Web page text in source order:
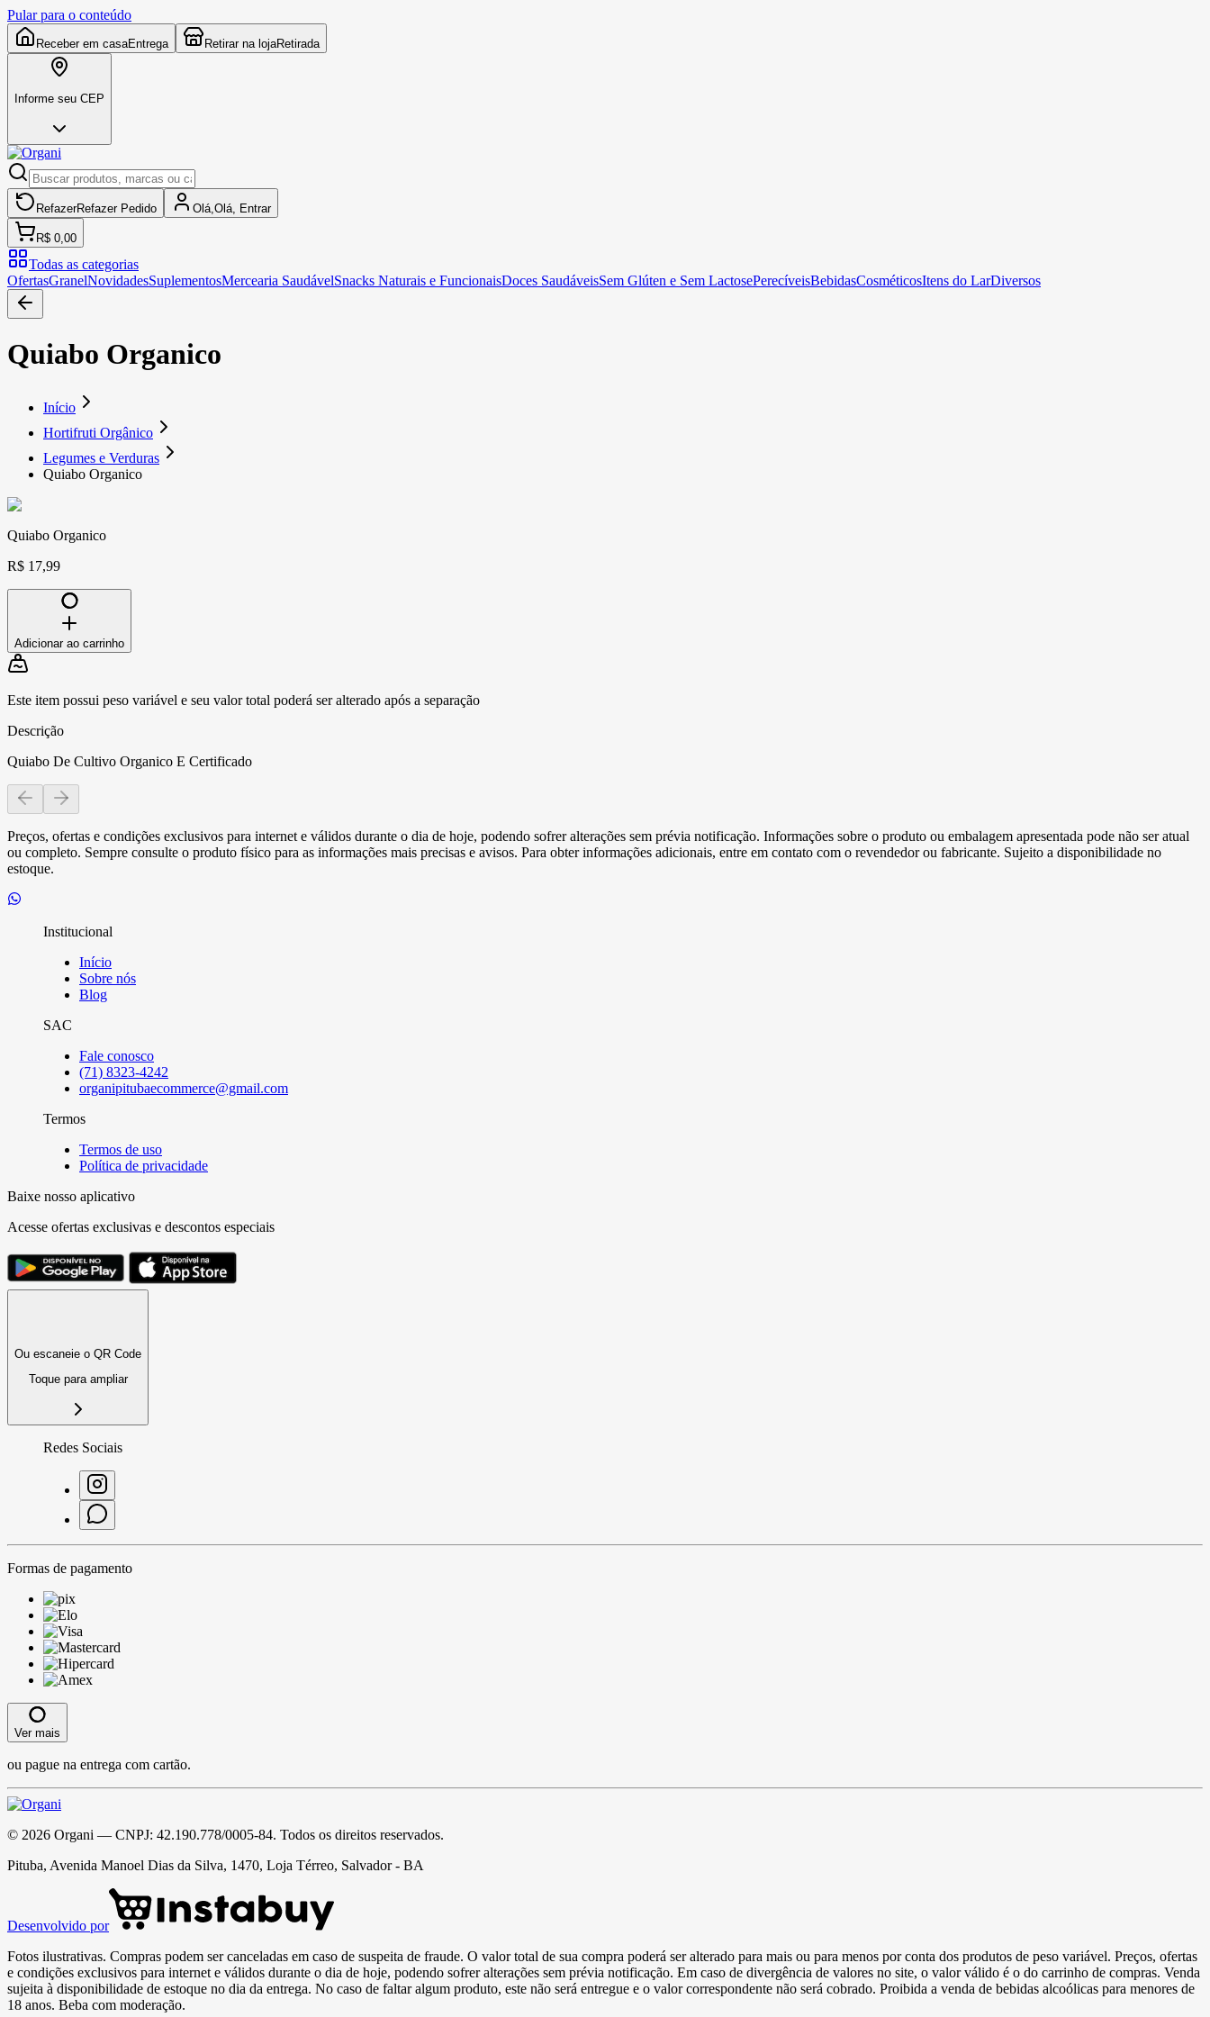
Pular para o conteúdo
Receber em casaEntrega Retirar na lojaRetirada
Informe seu CEP
RefazerRefazer Pedido Olá, Olá, Entrar
R$ 0,00
Todas as categorias
OfertasGranelNovidadesSuplementosMercearia SaudávelSnacks Naturais e FuncionaisDoces SaudáveisSem Glúten e Sem LactosePerecíveisBebidasCosméticosItens do LarDiversos
Quiabo Organico
Início
Hortifruti Orgânico
Legumes e Verduras
Quiabo Organico
Quiabo Organico
R$ 17,99
Adicionar ao carrinho
Este item possui peso variável e seu valor total poderá ser alterado após a separação
Descrição
Quiabo De Cultivo Organico E Certificado
Preços, ofertas e condições exclusivos para internet e válidos durante o dia de hoje, podendo sofrer alterações sem prévia notificação. Informações sobre o produto ou embalagem apresentada pode não ser atual
ou completo. Sempre consulte o produto físico para as informações mais precisas e avisos. Para obter informações adicionais, entre em contato com o revendedor ou fabricante. Sujeito a disponibilidade no
estoque.
Institucional
Início
Sobre nós
Blog
SAC
Fale conosco
(71) 8323-4242
organipitubaecommerce@gmail.com
Termos
Termos de uso
Política de privacidade
Baixe nosso aplicativo
Acesse ofertas exclusivas e descontos especiais
Ou escaneie o QR Code
Toque para ampliar
Redes Sociais
Formas de pagamento
Ver mais
ou pague na entrega com cartão.
© 2026 Organi — CNPJ: 42.190.778/0005-84. Todos os direitos reservados.
Pituba, Avenida Manoel Dias da Silva, 1470, Loja Térreo, Salvador - BA
Desenvolvido por
Fotos ilustrativas. Compras podem ser canceladas em caso de suspeita de fraude. O valor total de sua compra poderá ser alterado para mais ou para menos por conta dos produtos de peso variável. Preços, ofertas
e condições exclusivos para internet e válidos durante o dia de hoje, podendo sofrer alterações sem prévia notificação. Em caso de divergência de valores no site, o valor válido é o do carrinho de compras. Venda
sujeita à disponibilidade de estoque no dia da entrega. No caso de faltar algum produto, este não será entregue e o valor correspondente não será cobrado. Proibida a venda de bebidas alcoólicas para menores de
18 anos. Beba com moderação.